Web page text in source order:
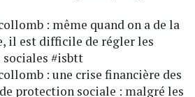
: même quand on a de la
il est difficile de régler les
#isbtt
: une crise financière des
protection sociale : malgré les